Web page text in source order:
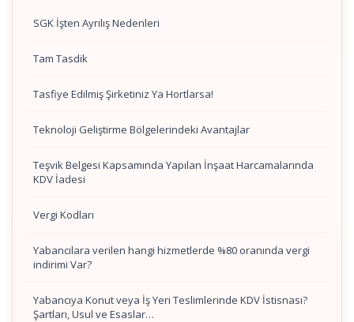
SGK İşten Ayrılış Nedenleri
Tam Tasdik
Tasfiye Edilmiş Şirketiniz Ya Hortlarsa!
Teknoloji Geliştirme Bölgelerindeki Avantajlar
Teşvik Belgesi Kapsamında Yapılan İnşaat Harcamalarında
KDV İadesi
Vergi Kodları
Yabancılara verilen hangi hizmetlerde %80 oranında vergi
indirimi Var?
Yabancıya Konut veya İş Yeri Teslimlerinde KDV İstisnası?
Şartları, Usul ve Esaslar…